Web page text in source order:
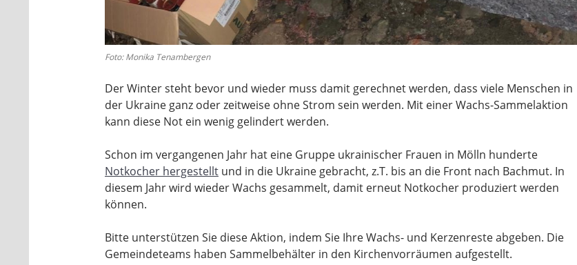
Foto: Monika Tenambergen
Der Winter steht bevor und wieder muss damit gerechnet werden, dass viele Menschen in
der Ukraine ganz oder zeitweise ohne Strom sein werden. Mit einer Wachs-Sammelaktion
kann diese Not ein wenig gelindert werden.
Schon im vergangenen Jahr hat eine Gruppe ukrainischer Frauen in Mölln hunderte
Notkocher hergestellt und in die Ukraine gebracht, z.T. bis an die Front nach Bachmut. In
diesem Jahr wird wieder Wachs gesammelt, damit erneut Notkocher produziert werden
können.
Bitte unterstützen Sie diese Aktion, indem Sie Ihre Wachs- und Kerzenreste abgeben. Die
Gemeindeteams haben Sammelbehälter in den Kirchenvorräumen aufgestellt.